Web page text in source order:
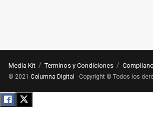
Media Kit Terminos y Condiciones
© 2021 Columna Digital - Copyright © Todos los